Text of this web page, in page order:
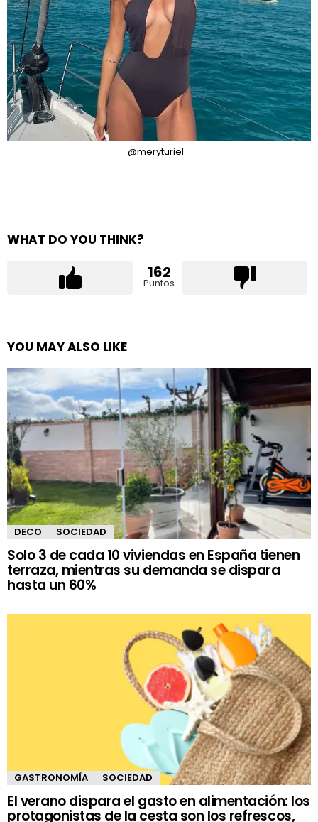
@meryturiel
WHAT DO YOU THINK?
162
Puntos
YOU MAY ALSO LIKE
DECO SOCIEDAD
Solo 3 de cada 10 viviendas en España tienen
terraza, mientras su demanda se dispara
hasta un 60%
GASTRONOMÍA SOCIEDAD
El verano dispara el gasto en alimentación: los
protagonistas de la cesta son los refrescos,